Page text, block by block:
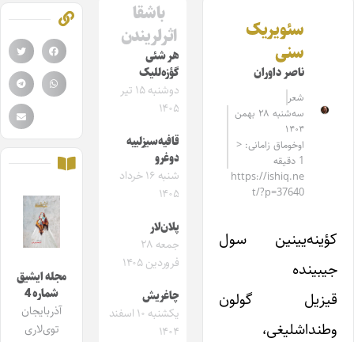
سئویریک
سنی
ناصر داوران
شعر
سه‌شنبه ۲۸ بهمن
۱۴۰۴
اوخوماق زامانی: <
1 دقیقه
https://ishiq.ne
t/?p=37640
کؤینه‌یینین سول
جیبینده
قیزیل گولون
وطنداشلیغی،
باشقا
اثرلریندن
هر شئی
گؤزه‌للیک
دوشنبه ۱۵ تیر
۱۴۰۵
قافیه‌سیزلییه
دوغرو
شنبه ۱۶ خرداد
۱۴۰۵
پلان‌لار
جمعه ۲۸
فروردین ۱۴۰۵
چاغریش
یکشنبه ۱۰ اسفند
۱۴۰۴
مجله ایشیق
شماره 4
آذربایجان
توی‌لاری